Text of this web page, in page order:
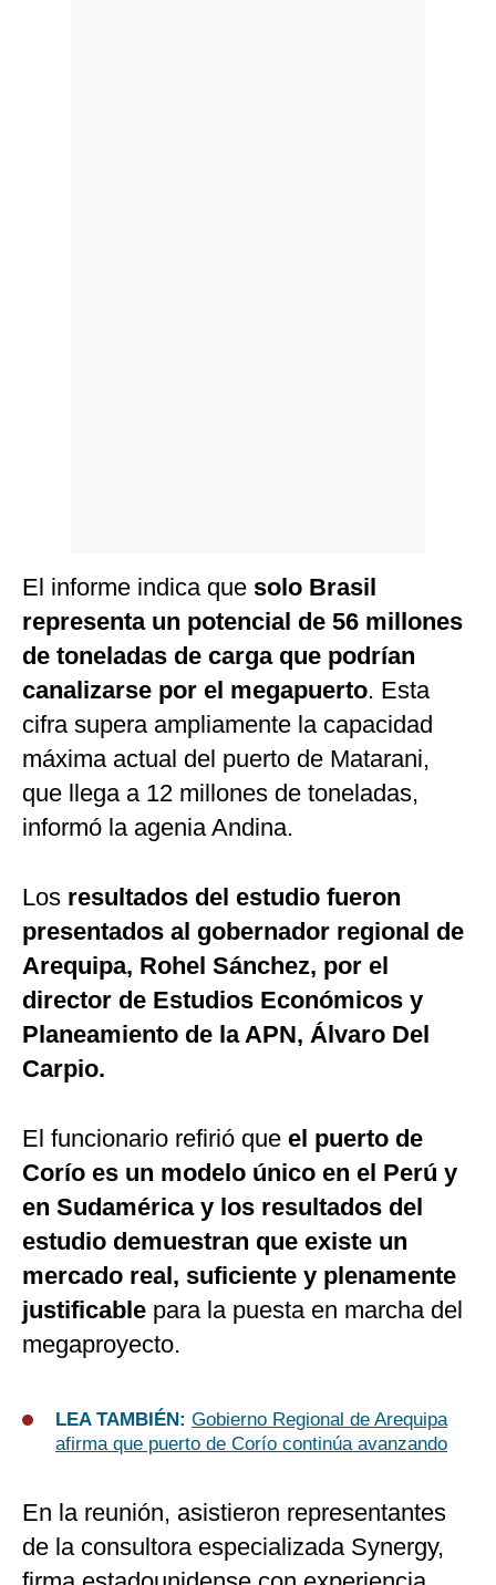
El informe indica que solo Brasil
representa un potencial de 56 millones
de toneladas de carga que podrían
canalizarse por el megapuerto. Esta
cifra supera ampliamente la capacidad
máxima actual del puerto de Matarani,
que llega a 12 millones de toneladas,
informó la agenia Andina.
Los resultados del estudio fueron
presentados al gobernador regional de
Arequipa, Rohel Sánchez, por el
director de Estudios Económicos y
Planeamiento de la APN, Álvaro Del
Carpio.
El funcionario refirió que el puerto de
Corío es un modelo único en el Perú y
en Sudamérica y los resultados del
estudio demuestran que existe un
mercado real, suficiente y plenamente
justificable para la puesta en marcha del
megaproyecto.
LEA TAMBIÉN: Gobierno Regional de Arequipa
afirma que puerto de Corío continúa avanzando
En la reunión, asistieron representantes
de la consultora especializada Synergy,